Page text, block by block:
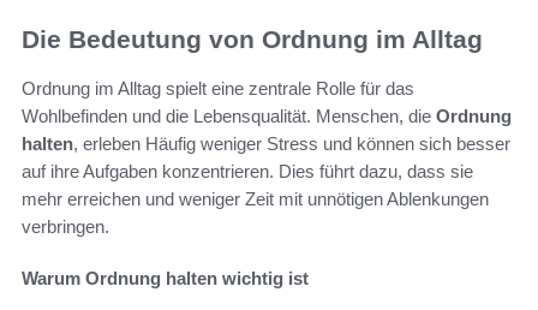
Die Bedeutung von Ordnung im Alltag
Ordnung im Alltag spielt eine zentrale Rolle für das
Wohlbefinden und die Lebensqualität. Menschen, die Ordnung
halten, erleben Häufig weniger Stress und können sich besser
auf ihre Aufgaben konzentrieren. Dies führt dazu, dass sie
mehr erreichen und weniger Zeit mit unnötigen Ablenkungen
verbringen.
Warum Ordnung halten wichtig ist